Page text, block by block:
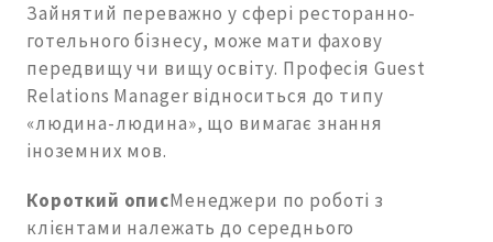
Зайнятий переважно у сфері ресторанно-
готельного бізнесу, може мати фахову
передвищу чи вищу освіту. Професія Guest
Relations Manager відноситься до типу
«людина-людина», що вимагає знання
іноземних мов.
Короткий описМенеджери по роботі з
клієнтами належать до середнього